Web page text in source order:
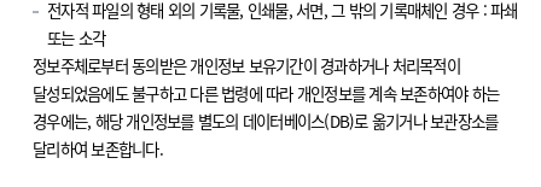
전자적 파일의 형태 외의 기록물, 인쇄물, 서면, 그 밖의 기록매체인 경우 : 파쇄
또는 소각
정보주체로부터 동의받은 개인정보 보유기간이 경과하거나 처리목적이
달성되었음에도 불구하고 다른 법령에 따라 개인정보를 계속 보존하여야 하는
경우에는, 해당 개인정보를 별도의 데이터베이스(DB)로 옮기거나 보관장소를
달리하여 보존합니다.